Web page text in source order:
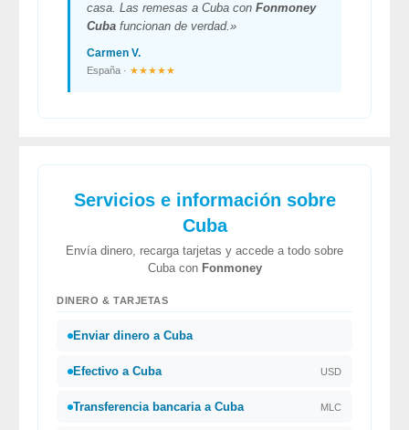
casa. Las remesas a Cuba con Fonmoney
Cuba funcionan de verdad.»
Carmen V.
España · ★★★★★
Servicios e información sobre
Cuba
Envía dinero, recarga tarjetas y accede a todo sobre
Cuba con Fonmoney
DINERO & TARJETAS
Enviar dinero a Cuba
Efectivo a Cuba USD
Transferencia bancaria a Cuba MLC